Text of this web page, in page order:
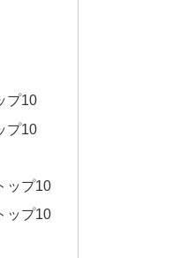
プ10
プ10
ップ10
ップ10